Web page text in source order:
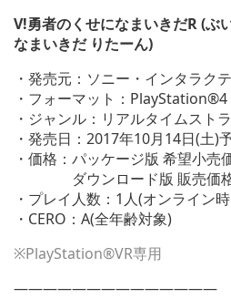
V!勇者のくせになまいきだR (ぶ
なまいきだ りたーん)
・発売元：ソニー・インタラク
・フォーマット：PlayStation®4
・ジャンル：リアルタイムスト
・発売日：2017年10月14日(土)
・価格：パッケージ版 希望小売
ダウンロード版 販売価格
・プレイ人数：1人(オンライン
・CERO：A(全年齢対象)
※PlayStation®VR専用
——————————————